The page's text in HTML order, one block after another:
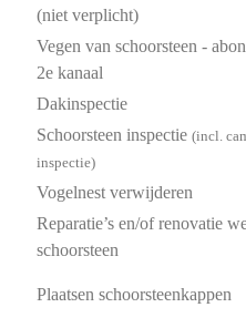
(niet verplicht)
Vegen van schoorsteen -
2e kanaal
Dakinspectie
Schoorsteen inspectie (incl.
inspectie)
Vogelnest verwijderen
Reparatie’s en/of renovatie
schoorsteen
Plaatsen schoorsteenkappen